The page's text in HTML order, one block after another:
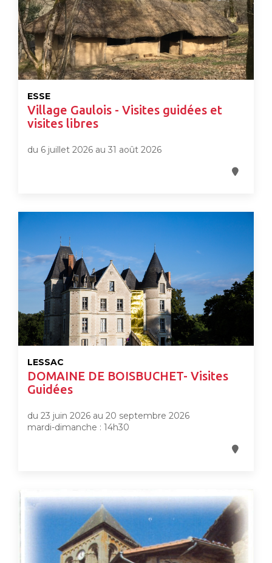
ESSE
Village Gaulois - Visites guidées et
visites libres
du 6 juillet 2026 au 31 août 2026
LESSAC
DOMAINE DE BOISBUCHET- Visites
Guidées
du 23 juin 2026 au 20 septembre 2026
mardi-dimanche : 14h30